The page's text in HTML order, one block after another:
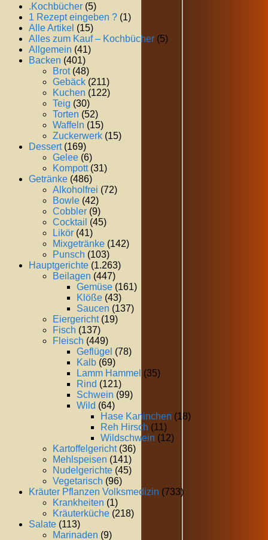
.Kochbücher (5)
1 Rezept eingeben ? (1)
Alle Artikel (15)
Alles zum Kauf – Kochbücher (5)
Allgemein (41)
Backen (401)
Brot(48)
Gebäck (211)
Kuchen (122)
Teig (30)
Torten (52)
Waffeln (15)
Zuckerwerk (15)
Dessert(169)
Gelee (6)
Kompott(31)
Getränke (486)
Alkoholfrei (72)
Bowle (42)
Cobbler (9)
Cocktail (45)
Likör (41)
Mixgetränke (142)
Punsch (103)
Hauptgerichte (1.263)
Beilagen (447)
Gemüse (161)
Klöße (43)
Saucen (137)
Eiergericht(19)
Fisch (137)
Fleisch (449)
Geflügel (78)
Kalb (69)
Lamm Hammel (35)
Rind (121)
Schwein (99)
Wild (64)
Hase Kaninchen (18)
Reh Hirsch (11)
Wildschwein (12)
Kartoffelgericht(36)
Mehlspeisen (141)
Nudelgerichte (45)
Vegetarisch (96)
Kräuter Pflanzen Volksmedizin (733)
Krankheiten (1)
Kräuterküche (218)
Salate (113)
Marinaden (9)